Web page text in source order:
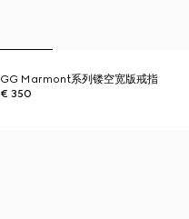
GG Marmont系列镂空宽版戒指
€ 350